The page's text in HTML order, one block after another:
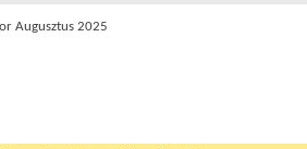
Augusztus 2025